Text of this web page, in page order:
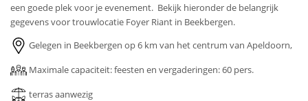
een goede plek voor je evenement. Bekijk hieronder de belangrijk
gegevens voor trouwlocatie Foyer Riant in Beekbergen.
Gelegen in Beekbergen op 6 km van het centrum van Apeldoorn,
Maximale capaciteit: feesten en vergaderingen: 60 pers.
terras aanwezig